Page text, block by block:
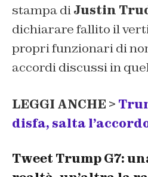
stampa diJustin
dichiarare fallito il
propri funzionari di
accordi discussi in
LEGGI ANCHE >
disfa, salta
Tweet Trump G7: